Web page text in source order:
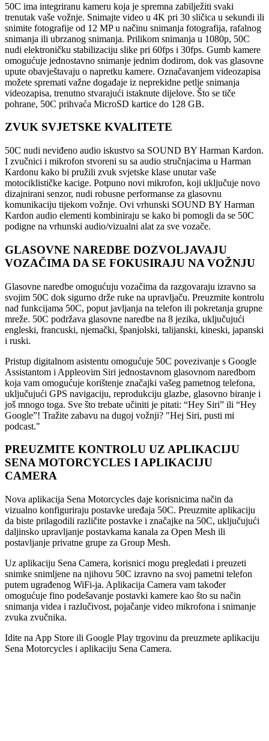
50C ima integriranu kameru koja je spremna zabilježiti svaki
trenutak vaše vožnje. Snimajte video u 4K pri 30 sličica u sekundi ili
snimite fotografije od 12 MP u načinu snimanja fotografija, rafalnog
snimanja ili ubrzanog snimanja. Prilikom snimanja u 1080p, 50C
nudi elektroničku stabilizaciju slike pri 60fps i 30fps. Gumb kamere
omogućuje jednostavno snimanje jednim dodirom, dok vas glasovne
upute obavještavaju o napretku kamere. Označavanjem videozapisa
možete spremati važne događaje iz neprekidne petlje snimanja
videozapisa, trenutno stvarajući istaknute dijelove. Što se tiče
pohrane, 50C prihvaća MicroSD kartice do 128 GB.
ZVUK SVJETSKE KVALITETE
50C nudi neviđeno audio iskustvo sa SOUND BY Harman Kardon.
I zvučnici i mikrofon stvoreni su sa audio stručnjacima u Harman
Kardonu kako bi pružili zvuk svjetske klase unutar vaše
motociklističke kacige. Potpuno novi mikrofon, koji uključuje novo
dizajnirani senzor, nudi robusne performanse za glasovnu
komunikaciju tijekom vožnje. Ovi vrhunski SOUND BY Harman
Kardon audio elementi kombiniraju se kako bi pomogli da se 50C
podigne na vrhunski audio/vizualni alat za sve vozače.
GLASOVNE NAREDBE DOZVOLJAVAJU
VOZAČIMA DA SE FOKUSIRAJU NA VOŽNJU
Glasovne naredbe omogućuju vozačima da razgovaraju izravno sa
svojim 50C dok sigurno drže ruke na upravljaču. Preuzmite kontrolu
nad funkcijama 50C, poput javljanja na telefon ili pokretanja grupne
mreže. 50C podržava glasovne naredbe na 8 jezika, uključujući
engleski, francuski, njemački, španjolski, talijanski, kineski, japanski
i ruski.
Pristup digitalnom asistentu omogućuje 50C povezivanje s Google
Assistantom i Appleovim Siri jednostavnom glasovnom naredbom
koja vam omogućuje korištenje značajki vašeg pametnog telefona,
uključujući GPS navigaciju, reprodukciju glazbe, glasovno biranje i
još mnogo toga. Sve što trebate učiniti je pitati: “Hey Siri” ili “Hey
Google”! Tražite zabavu na dugoj vožnji? "Hej Siri, pusti mi
podcast."
PREUZMITE KONTROLU UZ APLIKACIJU
SENA MOTORCYCLES I APLIKACIJU
CAMERA
Nova aplikacija Sena Motorcycles daje korisnicima način da
vizualno konfiguriraju postavke uređaja 50C. Preuzmite aplikaciju
da biste prilagodili različite postavke i značajke na 50C, uključujući
daljinsko upravljanje postavkama kanala za Open Mesh ili
postavljanje privatne grupe za Group Mesh.
Uz aplikaciju Sena Camera, korisnici mogu pregledati i preuzeti
snimke snimljene na njihovu 50C izravno na svoj pametni telefon
putem ugrađenog WiFi-ja. Aplikacija Camera vam također
omogućuje fino podešavanje postavki kamere kao što su način
snimanja videa i razlučivost, pojačanje video mikrofona i snimanje
zvuka zvučnika.
Idite na App Store ili Google Play trgovinu da preuzmete aplikaciju
Sena Motorcycles i aplikaciju Sena Camera.